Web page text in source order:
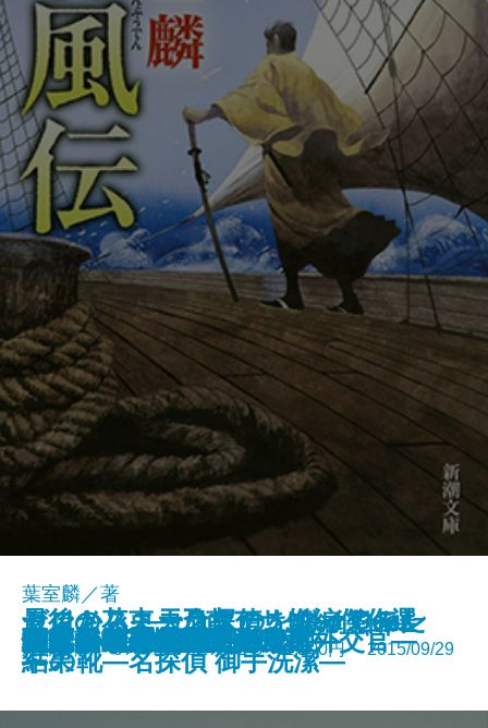
脳はこんなに悩ましい
快挙
クロノス―天命探偵 Next Gear
―
怒りの葡萄〔上〕
怒りの葡萄〔下〕
ゼロからトースターを作ってみた
結果
セント・ニコラスの、ダイヤモン
ドの靴―名探偵 御手洗潔―
最後の花束―乃南アサ短編傑作選
―
古代史 50の秘密
春風伝
葉室麟／著
新潮文庫 978-4-10-127372-3 1,100円 2015/09/29
不思議な羅針盤
杉原千畝―情報に賭けた外交官―
パンドラの鳥籠―毒草師―
伊賀の残光
恋に焦がれて吉田の上京
とにかくうちに帰ります
来春まで―お鳥見女房―
日曜日の歴史学
百年桜―人情江戸彩時記―
閻魔の世直し―善人長屋―